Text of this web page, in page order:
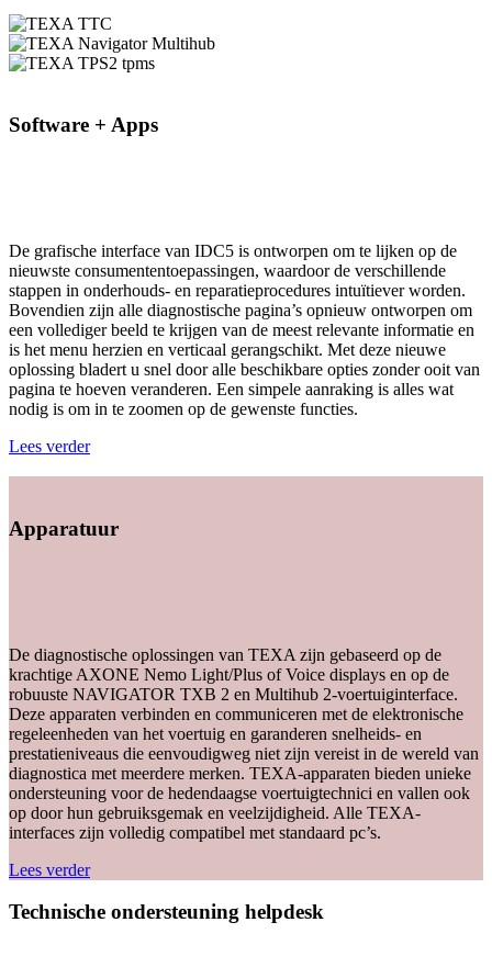
Software + Apps
De grafische interface van IDC5 is ontworpen om te lijken op de
nieuwste consumententoepassingen, waardoor de verschillende
stappen in onderhouds- en reparatieprocedures intuïtiever worden.
Bovendien zijn alle diagnostische pagina’s opnieuw ontworpen om
een vollediger beeld te krijgen van de meest relevante informatie en
is het menu herzien en verticaal gerangschikt. Met deze nieuwe
oplossing bladert u snel door alle beschikbare opties zonder ooit van
pagina te hoeven veranderen. Een simpele aanraking is alles wat
nodig is om in te zoomen op de gewenste functies.
Lees verder
Apparatuur
De diagnostische oplossingen van TEXA zijn gebaseerd op de
krachtige AXONE Nemo Light/Plus of Voice displays en op de
robuuste NAVIGATOR TXB 2 en Multihub 2-voertuiginterface.
Deze apparaten verbinden en communiceren met de elektronische
regeleenheden van het voertuig en garanderen snelheids- en
prestatieniveaus die eenvoudigweg niet zijn vereist in de wereld van
diagnostica met meerdere merken. TEXA-apparaten bieden unieke
ondersteuning voor de hedendaagse voertuigtechnici en vallen ook
op door hun gebruiksgemak en veelzijdigheid. Alle TEXA-
interfaces zijn volledig compatibel met standaard pc’s.
Lees verder
Technische ondersteuning helpdesk